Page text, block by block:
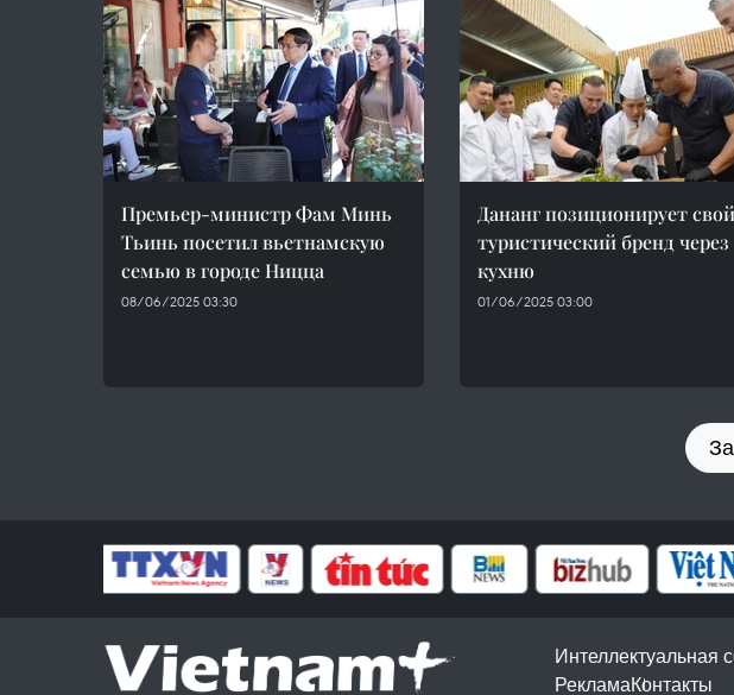
Премьер-министр Фам Минь
Тьинь посетил вьетнамскую
семью в городе Ницца
08/06/2025 03:30
Дананг позиционирует свой
туристический бренд через
кухню
01/06/2025 03:00
Интеллектуальная
РекламаКонтакты